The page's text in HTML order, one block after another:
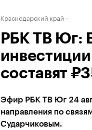
Краснодарский край
РБК ТВ Юг:
составят
Эфир РБК ТВ Юг 24
направления по
Сударчиковым.